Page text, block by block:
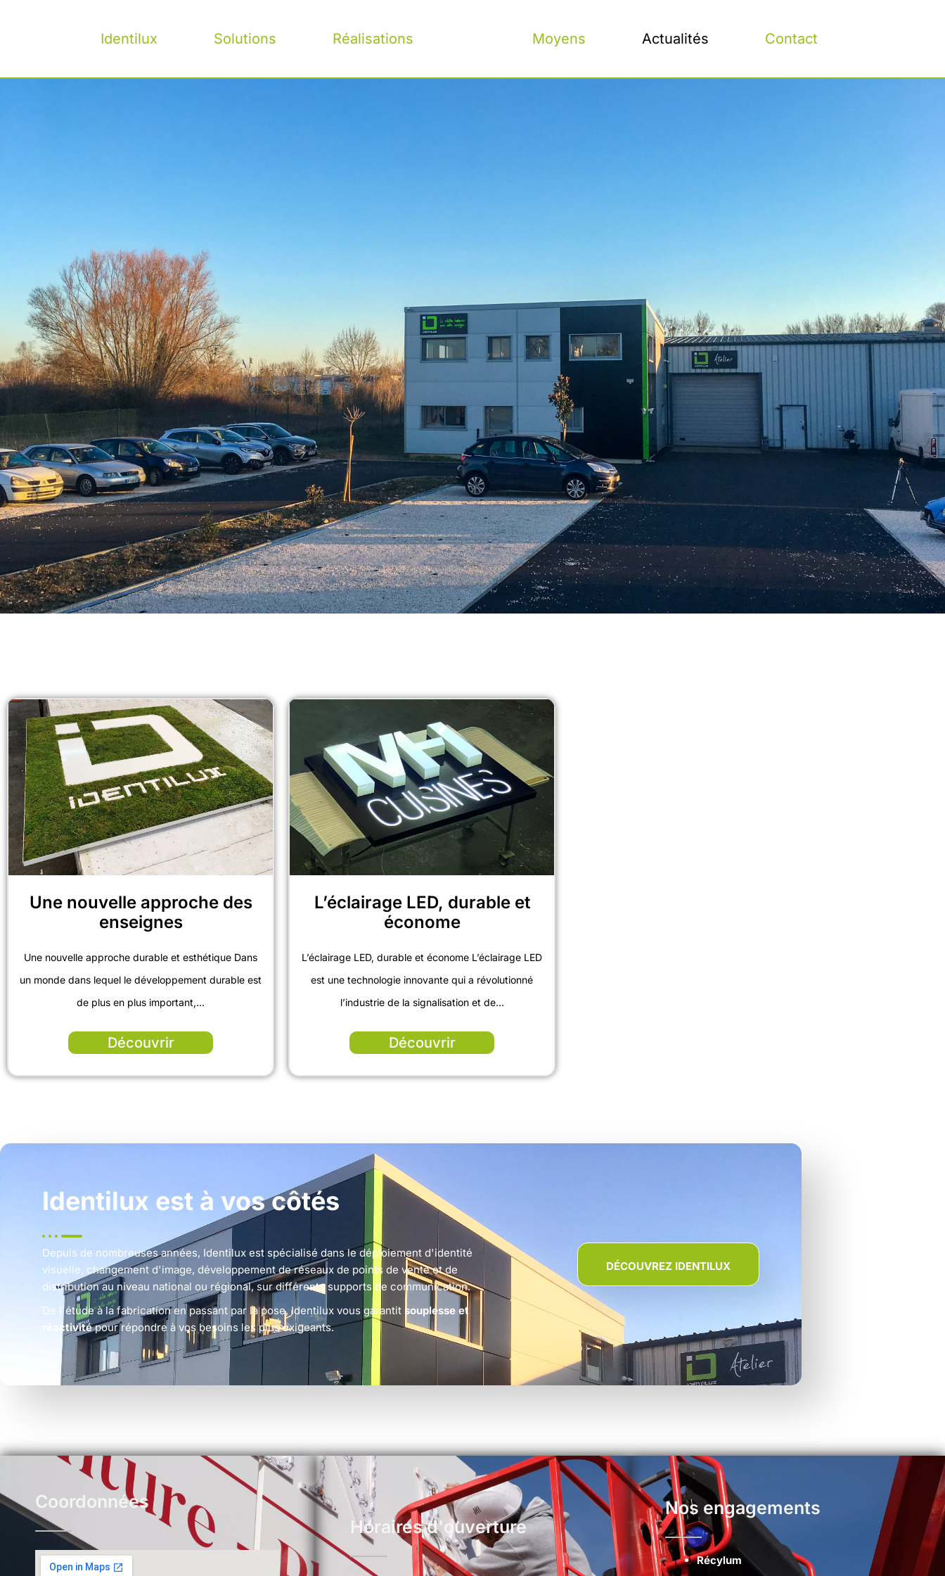
Identilux Solutions Réalisations Moyens Actualités Contact
Restez au courant des dernières nouveautés autour d'Identilux
Une nouvelle approche des
enseignes
Une nouvelle approche durable et esthétique Dans
un monde dans lequel le développement durable est
de plus en plus important,...
Découvrir
L’éclairage LED, durable et
économe
L’éclairage LED, durable et économe L’éclairage LED
est une technologie innovante qui a révolutionné
l’industrie de la signalisation et de...
Découvrir
Identilux est à vos côtés
Depuis de nombreuses années, Identilux est spécialisé dans le déploiement d'identité
visuelle, changement d'image, développement de réseaux de points de vente et de
distribution au niveau national ou régional, sur différents supports de communication.
De l'étude à la fabrication en passant par la pose, Identilux vous garantit souplesse et
réactivitépour répondre à vos besoins les plus exigeants.
DÉCOUVREZ IDENTILUX
Coordonnées
Horaires d'ouverture
Nos engagements
Récylum